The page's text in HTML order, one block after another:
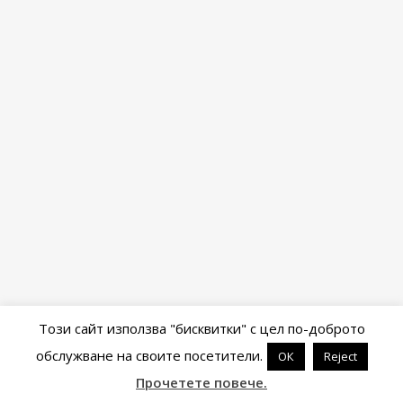
Powered byWordPress&Portfolio .
Този сайт използва "бисквитки" с цел по-доброто
обслужване на своите посетители.
ОК Reject
Прочетете повече.